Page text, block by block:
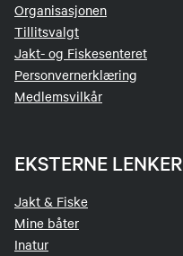
Organisasjonen
Tillitsvalgt
Jakt- og Fiskesenteret
Personvernerklæring
Medlemsvilkår
EKSTERNE LENKER
Jakt & Fiske
Mine båter
Inatur